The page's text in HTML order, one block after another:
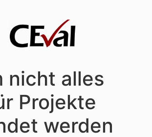
nicht alles
Projekte
werden